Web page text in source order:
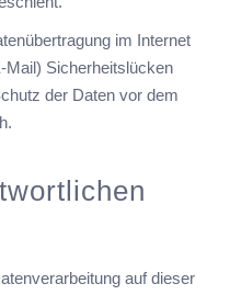
im Internet
Mail) Sicherheitslücken
der Daten vor dem
auf dieser